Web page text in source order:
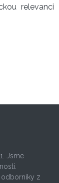
relevanci
Jsme
odborníky z